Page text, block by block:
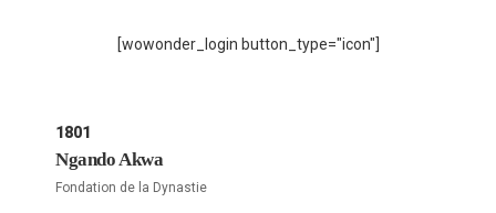
[wowonder_login button_type="icon"]
1801
Ngando Akwa
Fondation de la Dynastie